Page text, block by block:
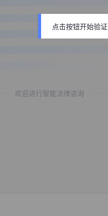
欢迎进行智能法律咨询
点击按钮开始验证